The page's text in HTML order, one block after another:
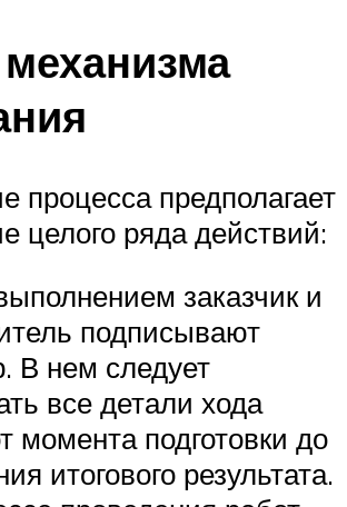
процесса предполагает
целого ряда действий:
заказчик и
подписывают
В нем следует
все детали хода
момента подготовки до
итогового результата.